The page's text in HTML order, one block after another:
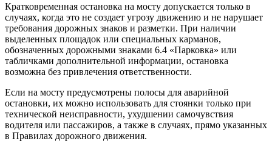
Кратковременная остановка на мосту допускается только в
случаях, когда это не создает угрозу движению и не нарушает
требования дорожных знаков и разметки. При наличии
выделенных площадок или специальных карманов,
обозначенных дорожными знаками 6.4 «Парковка» или
табличками дополнительной информации, остановка
возможна без привлечения ответственности.
Если на мосту предусмотрены полосы для аварийной
остановки, их можно использовать для стоянки только при
технической неисправности, ухудшении самочувствия
водителя или пассажиров, а также в случаях, прямо указанных
в Правилах дорожного движения.